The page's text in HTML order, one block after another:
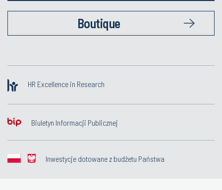
Boutique
HR Excellence in Research
Biuletyn Informacji Publicznej
Inwestycje dotowane z budżetu Państwa